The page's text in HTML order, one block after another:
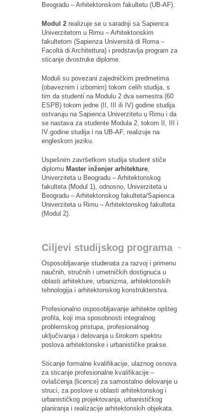
Beogradu – Arhitektonskom fakultetu (UB-AF).
Modul 2 realizuje se u saradnji sa Sapienca
Univerzitetom u Rimu – Arhitektonskim
fakultetom (Sapienza Università di Roma –
Facoltà di Architettura) i predstavlja program za
sticanje dvostruke diplome.
Moduli su povezani zajedničkim predmetima
(obaveznim i izbornim) tokom celih studija, s
tim da studenti na Modulu 2 dva semestra (60
ESPB) tokom jedne (II, III ili IV) godine studija
ostvaruju na Sapienca Univerzitetu u Rimu i da
se nastava za studente Modula 2, tokom II, III i
IV godine studija i na UB-AF, realizuje na
engleskom jeziku.
Uspešnim završetkom studija student stiče
diplomu Master inženjer arhitekture
Univerziteta u Beogradu – Arhitektonskog
fakulteta (Modul 1), odnosno, Univerziteta u
Beogradu – Arhitektonskog fakulteta/Sapienca
Univerziteta u Rimu – Arhitektonskog fakulteta
(Modul 2).
Ciljevi studijskog programa
Osposobljavanje studenata za razvoj i primenu
naučnih, stručnih i umetničkih dostignuća u
oblasti arhitekture, urbanizma, arhitektonskih
tehnologija i arhitektonskog konstrukterstva.
Profesionalno osposobljavanje arhitekte opšteg
profila, koji ima sposobnosti integralnog
problemskog pristupa, profesionalnog
uključivanja i delovanja u širokom spektru
poslova arhitektonske i urbanističke prakse.
Sticanje formalne kvalifikacije, ulaznog osnova
za sticanje profesionalne kvalifikacije –
ovlašćenja (licence) za samostalno delovanje u
struci, za poslove u oblasti arhitektonskog i
urbanističkog projektovanja, urbanističkog
planiranja i realizacije arhitektonskih objekata.